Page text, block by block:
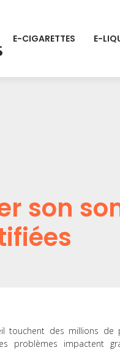
E-CIGARETTES E-
son
touchent des millions de
problèmes impactent